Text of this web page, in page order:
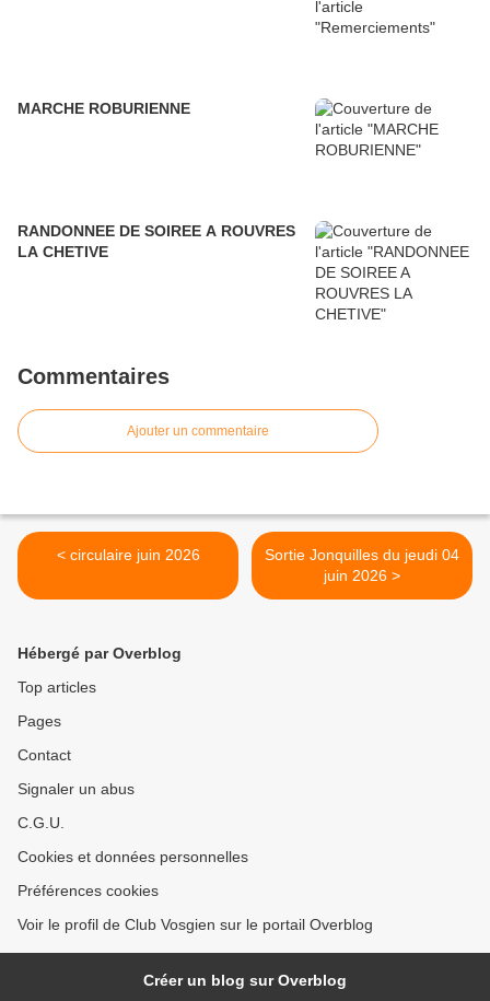
MARCHE ROBURIENNE
RANDONNEE DE SOIREE A ROUVRES
LA CHETIVE
Commentaires
Ajouter un commentaire
< circulaire juin 2026
Sortie Jonquilles du jeudi 04
juin 2026 >
Hébergé par Overblog
Top articles
Pages
Contact
Signaler un abus
C.G.U.
Cookies et données personnelles
Préférences cookies
Voir le profil de Club Vosgien sur le portail Overblog
Créer un blog sur Overblog